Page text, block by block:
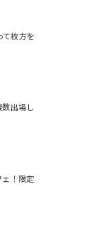
て枚方を
出場し
ェ！限定